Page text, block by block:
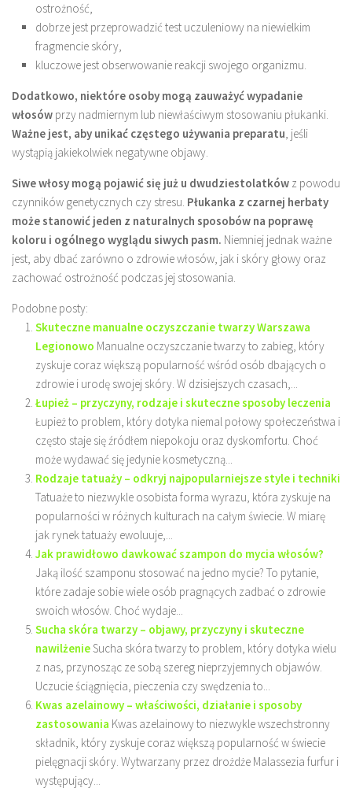
ostrożność,
dobrze jest przeprowadzić test uczuleniowy na niewielkim
fragmencie skóry,
kluczowe jest obserwowanie reakcji swojego organizmu.
Dodatkowo, niektóre osoby mogą zauważyć wypadanie
włosów przy nadmiernym lub niewłaściwym stosowaniu płukanki.
Ważne jest, aby unikać częstego używania preparatu, jeśli
wystąpią jakiekolwiek negatywne objawy.
Siwe włosy mogą pojawić się już u dwudziestolatków z powodu
czynników genetycznych czy stresu. Płukanka z czarnej herbaty
może stanowić jeden z naturalnych sposobów na poprawę
koloru i ogólnego wyglądu siwych pasm. Niemniej jednak ważne
jest, aby dbać zarówno o zdrowie włosów, jak i skóry głowy oraz
zachować ostrożność podczas jej stosowania.
Podobne posty:
Skuteczne manualne oczyszczanie twarzy Warszawa
Legionowo Manualne oczyszczanie twarzy to zabieg, który
zyskuje coraz większą popularność wśród osób dbających o
zdrowie i urodę swojej skóry. W dzisiejszych czasach,...
Łupież – przyczyny, rodzaje i skuteczne sposoby leczenia
Łupież to problem, który dotyka niemal połowy społeczeństwa i
często staje się źródłem niepokoju oraz dyskomfortu. Choć
może wydawać się jedynie kosmetyczną...
Rodzaje tatuaży – odkryj najpopularniejsze style i techniki
Tatuaże to niezwykle osobista forma wyrazu, która zyskuje na
popularności w różnych kulturach na całym świecie. W miarę
jak rynek tatuaży ewoluuje,...
Jak prawidłowo dawkować szampon do mycia włosów?
Jaką ilość szamponu stosować na jedno mycie? To pytanie,
które zadaje sobie wiele osób pragnących zadbać o zdrowie
swoich włosów. Choć wydaje...
Sucha skóra twarzy – objawy, przyczyny i skuteczne
nawilżenieSucha skóra twarzy to problem, który dotyka wielu
z nas, przynosząc ze sobą szereg nieprzyjemnych objawów.
Uczucie ściągnięcia, pieczenia czy swędzenia to...
Kwas azelainowy – właściwości, działanie i sposoby
zastosowania Kwas azelainowy to niezwykle wszechstronny
składnik, który zyskuje coraz większą popularność w świecie
pielęgnacji skóry. Wytwarzany przez drożdże Malassezia furfur i
występujący...